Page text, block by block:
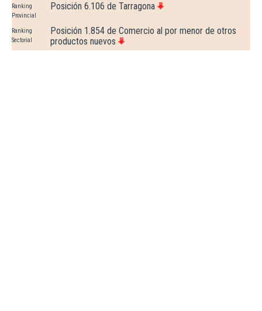
Ranking
Provincial
Posición 6.106 de Tarragona
Ranking
Sectorial
Posición 1.854 de Comercio al por menor de otros
productos nuevos